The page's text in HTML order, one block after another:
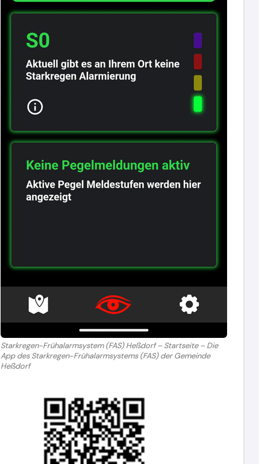
Starkregen-Frühalarmsystem (FAS) Heßdorf – Startseite – Die
App des Starkregen-Frühalarmsystems (FAS) der Gemeinde
Heßdorf